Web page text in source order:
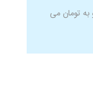
تومان می